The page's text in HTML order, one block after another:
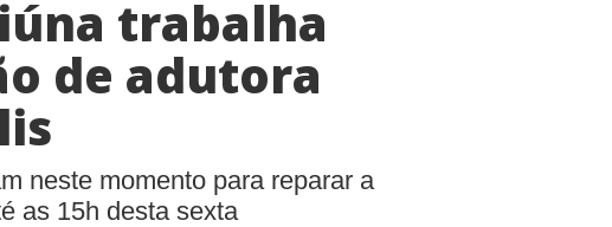
trabalha
de adutora
neste momento para reparar a
as 15h desta sexta